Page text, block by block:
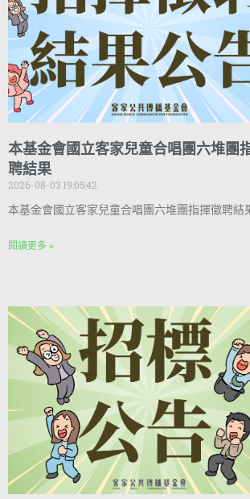
本基金會國立客家兒童合唱團六堆團
聘結果
2026-08-03 19:05:42
本基金會國立客家兒童合唱團六堆團指揮徵聘結
閱讀更多 »